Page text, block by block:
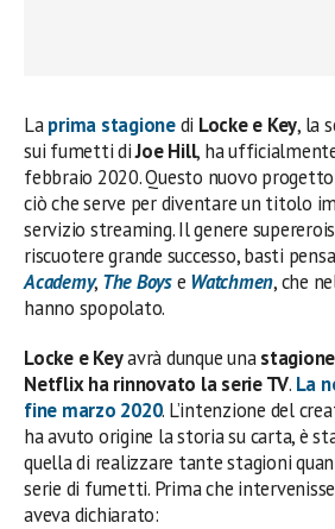
Laprima stagionedi Locke e Key, la
sui fumetti diJoe Hill, ha
febbraio 2020. Questo nuovo
ciò che serve per diventare un titolo
servizio streaming. Il genere
riscuotere grande successo, basti
Academy, The Boyse Watchmen, che
hanno spopolato.
Locke e Keyavrà dunque una
Netflix ha rinnovato la serie TV. La
fine marzo 2020. L’intenzione del
ha avuto origine la storia su carta, è
quella di realizzare tante stagioni
serie di fumetti. Prima che intervenisse
aveva dichiarato: